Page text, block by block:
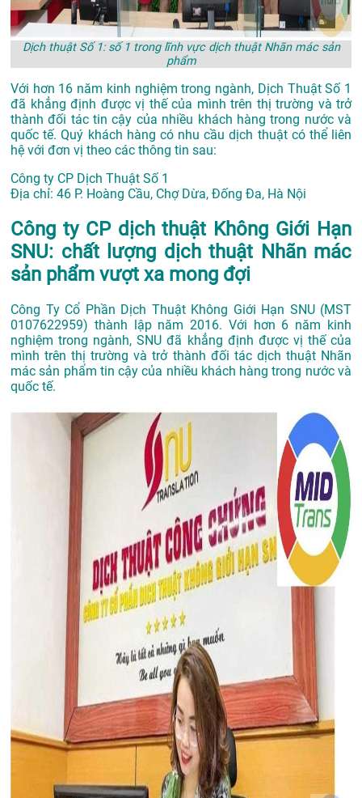
Dịch thuật Số 1: số 1 trong lĩnh vực dịch thuật Nhãn mác sản
phẩm
Với hơn 16 năm kinh nghiệm trong ngành, Dịch Thuật Số 1
đã khẳng định được vị thế của mình trên thị trường và trở
thành đối tác tin cậy của nhiều khách hàng trong nước và
quốc tế. Quý khách hàng có nhu cầu dịch thuật có thể liên
hệ với đơn vị theo các thông tin sau:
Công ty CP Dịch Thuật Số 1
Địa chỉ: 46 P. Hoàng Cầu, Chợ Dừa, Đống Đa, Hà Nội
Công ty CP dịch thuật Không Giới Hạn
SNU: chất lượng dịch thuật Nhãn mác
sản phẩm vượt xa mong đợi
Công Ty Cổ Phần Dịch Thuật Không Giới Hạn SNU (MST
0107622959) thành lập năm 2016. Với hơn 6 năm kinh
nghiệm trong ngành, SNU đã khẳng định được vị thế của
mình trên thị trường và trở thành đối tác dịch thuật Nhãn
mác sản phẩm tin cậy của nhiều khách hàng trong nước và
quốc tế.